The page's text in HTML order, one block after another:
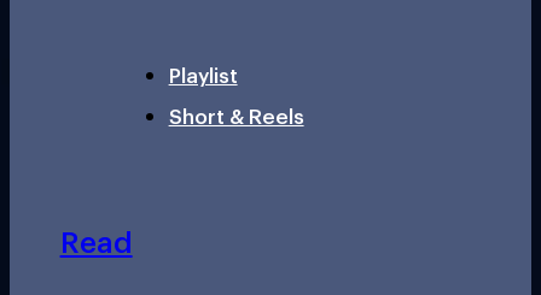
Playlist
Short & Reels
Read